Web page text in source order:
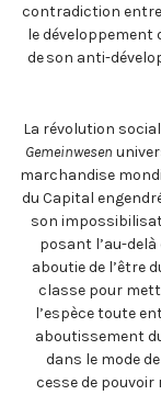
contradiction
le développement
de son anti-
La révolution
Gemeinwesen
marchandise
du Capital
son
posant l’au-
aboutie de l’être
classe pour
l’espèce toute
aboutissement
dans le mode
cesse de